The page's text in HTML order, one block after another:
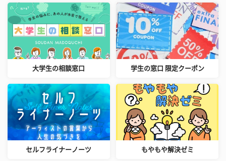
大学生の相談窓口 学生の窓口 限定クーポン
セルフライナーノーツ もやもや解決ゼミ